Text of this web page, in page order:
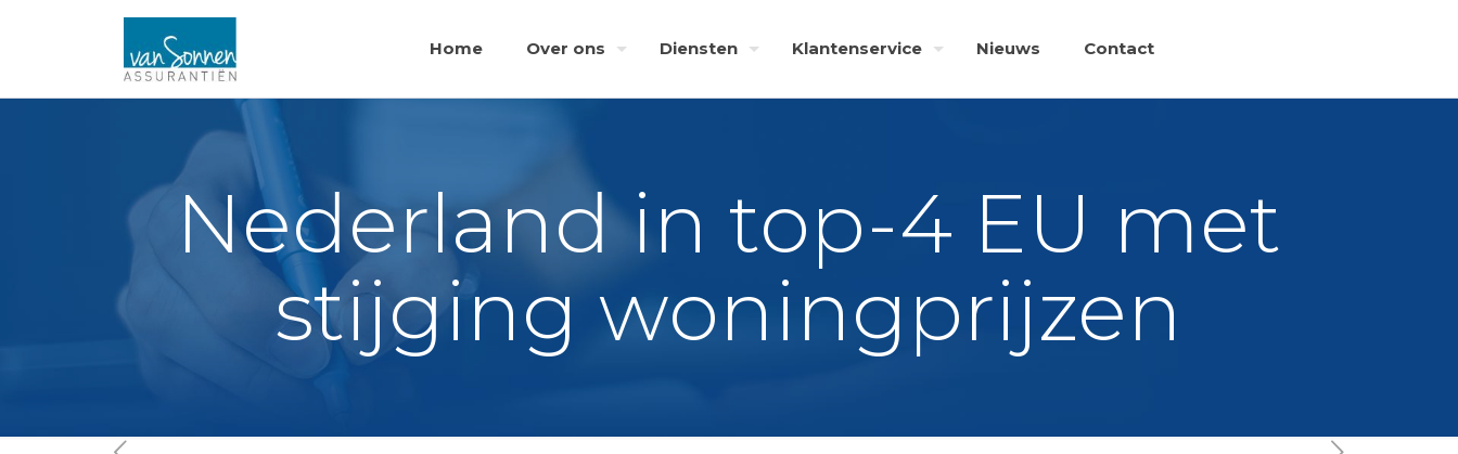
Home Over ons Diensten Klantenservice Nieuws Contact
Nederland in top-4 EU met
stijging woningprijzen